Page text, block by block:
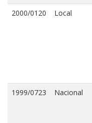
2000/0120 Local
1999/0723 Nacional